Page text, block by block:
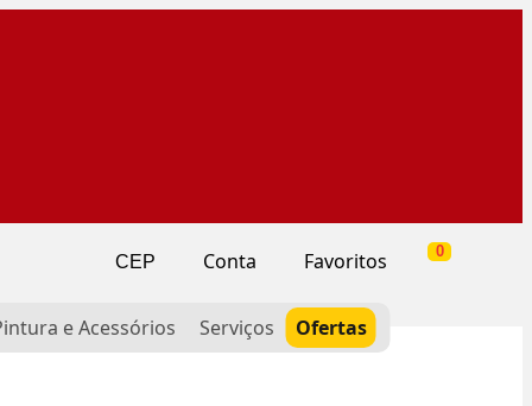
CEP Conta Favoritos 0
e Acessórios Serviços
Ofertas